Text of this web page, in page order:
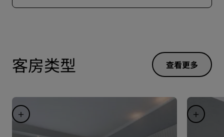
客房类型 查看更多